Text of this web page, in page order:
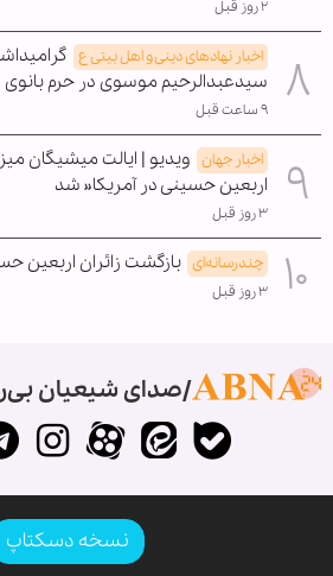
۲ روز قبل
اخبار نهادهای دینی و اهل بیتی ع
سیدعبدالرحیم موسوی در حرم
۹ ساعت قبل
اخبار جهان ویدیو | ایالت میشیگان
اربعین حسینی در آمریکا« شد
۳ روز قبل
چندرسانه‌ای بازگشت زائران اربعین
۳ روز قبل
صدای شیعیان
نسخه دسکتاپ